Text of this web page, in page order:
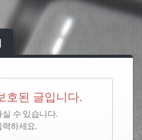
호된 글입니다.
수 있습니다.
하세요.